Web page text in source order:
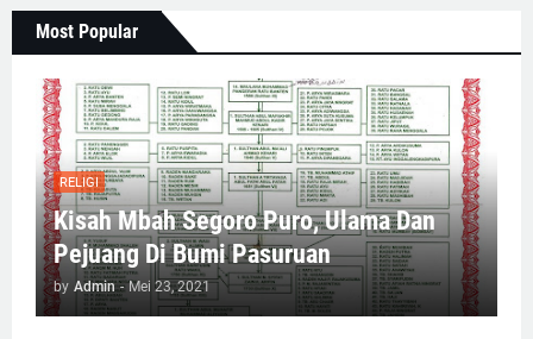
Most Popular
RELIGI
Kisah Mbah Segoro Puro, Ulama Dan
Pejuang Di Bumi Pasuruan
by Admin - Mei 23, 2021